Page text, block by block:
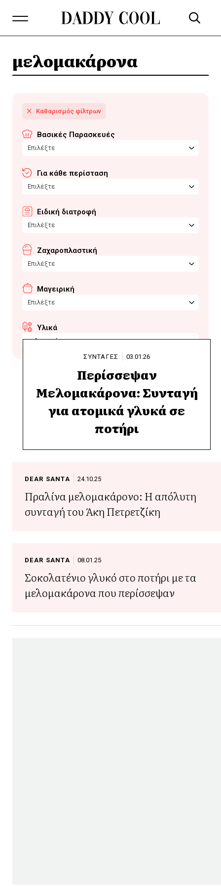
μελομακάρονα
Βασικές Παρασκευές
Επιλέξτε
Για κάθε περίσταση
Επιλέξτε
Ειδική διατροφή
Επιλέξτε
Ζαχαροπλαστική
Επιλέξτε
Μαγειρική
Επιλέξτε
Υλικά
μελομακάρονα
ΣΥΝΤΑΓΕΣ 03.01.26
Περίσσεψαν
Μελομακάρονα: Συνταγή
για ατομικά γλυκά σε
ποτήρι
DEAR SANTA 24.10.25
Πραλίνα μελομακάρονο: Η απόλυτη
συνταγή του Άκη Πετρετζίκη
DEAR SANTA 08.01.25
Σοκολατένιο γλυκό στο ποτήρι με τα
μελομακάρονα που περίσσεψαν